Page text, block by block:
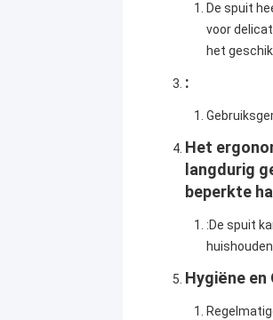
De spuit
voor
het
:
Het
langdurig
beperkte
:De spuit
Hygiëne en